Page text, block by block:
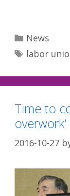
Categories
News
Tags
labor
Time to
2016-10-27